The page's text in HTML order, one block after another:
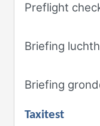
Preflight
Briefing
Briefing
Taxitest